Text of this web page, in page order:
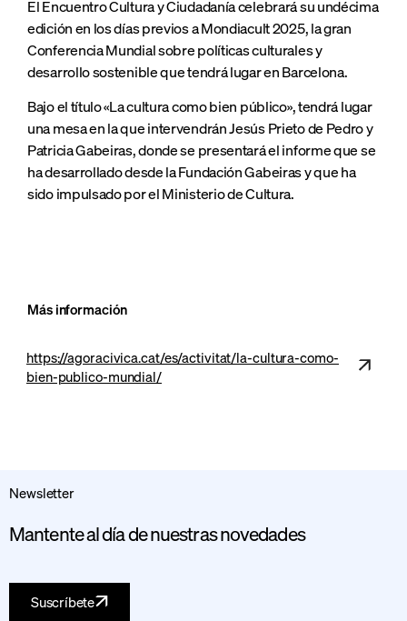
El Encuentro Cultura y Ciudadanía celebrará su undécima
edición en los días previos a Mondiacult 2025, la gran
Conferencia Mundial sobre políticas culturales y
desarrollo sostenible que tendrá lugar en Barcelona.
Bajo el título «La cultura como bien público», tendrá lugar
una mesa en la que intervendrán Jesús Prieto de Pedro y
Patricia Gabeiras, donde se presentará el informe que se
ha desarrollado desde la Fundación Gabeiras y que ha
sido impulsado por el Ministerio de Cultura.
Más información
https://agoracivica.cat/es/activitat/la-cultura-como-
bien-publico-mundial/
Newsletter
Mantente al día de nuestras novedades
Suscríbete